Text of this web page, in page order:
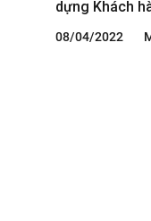
dựng Khách
08/04/2022